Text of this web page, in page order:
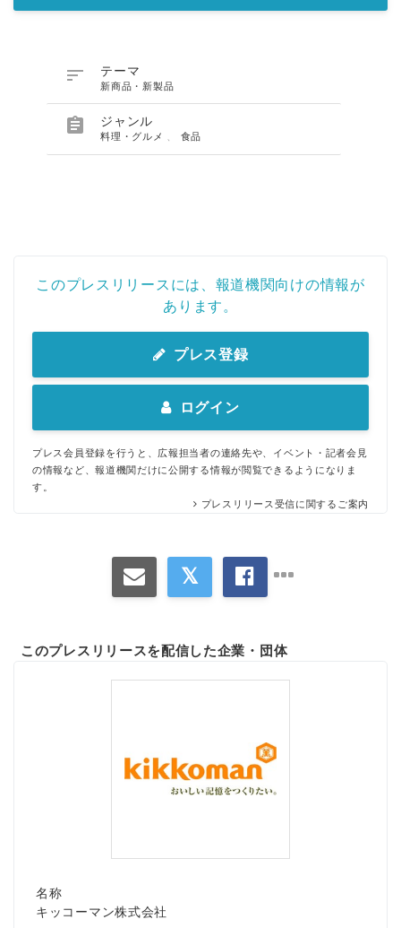
 テーマ
新商品・新製品
 ジャンル
料理・グルメ 食品
このプレスリリースには、報道機関向けの情報が
あります。
プレス登録
ログイン
プレス会員登録を行うと、広報担当者の連絡先や、イベント・記者会見
の情報など、報道機関だけに公開する情報が閲覧できるようになりま
す。
プレスリリース受信に関するご案内
このプレスリリースを配信した企業・団体
名称
キッコーマン株式会社